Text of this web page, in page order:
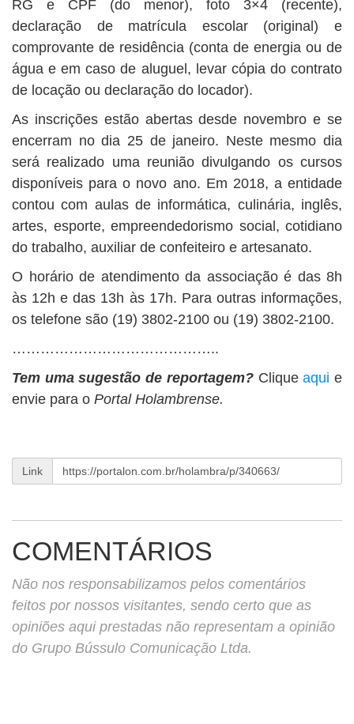
RG e CPF (do menor), foto 3×4 (recente),
declaração de matrícula escolar (original) e
comprovante de residência (conta de energia ou de
água e em caso de aluguel, levar cópia do contrato
de locação ou declaração do locador).
As inscrições estão abertas desde novembro e se
encerram no dia 25 de janeiro. Neste mesmo dia
será realizado uma reunião divulgando os cursos
disponíveis para o novo ano. Em 2018, a entidade
contou com aulas de informática, culinária, inglês,
artes, esporte, empreendedorismo social, cotidiano
do trabalho, auxiliar de confeiteiro e artesanato.
O horário de atendimento da associação é das 8h
às 12h e das 13h às 17h. Para outras informações,
os telefone são (19) 3802-2100 ou (19) 3802-2100.
……………………………………..
Tem uma sugestão de reportagem? Cliqueaquie
envie para o Portal Holambrense.
Link
COMENTÁRIOS
Não nos responsabilizamos pelos comentários
feitos por nossos visitantes, sendo certo que as
opiniões aqui prestadas não representam a opinião
do Grupo Bússulo Comunicação Ltda.